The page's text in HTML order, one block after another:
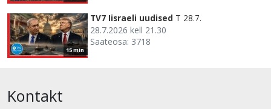
15 min
TV7 Iisraeli uudised T 28.7.
28.7.2026 kell 21.30
Saateosa: 3718
Kontakt